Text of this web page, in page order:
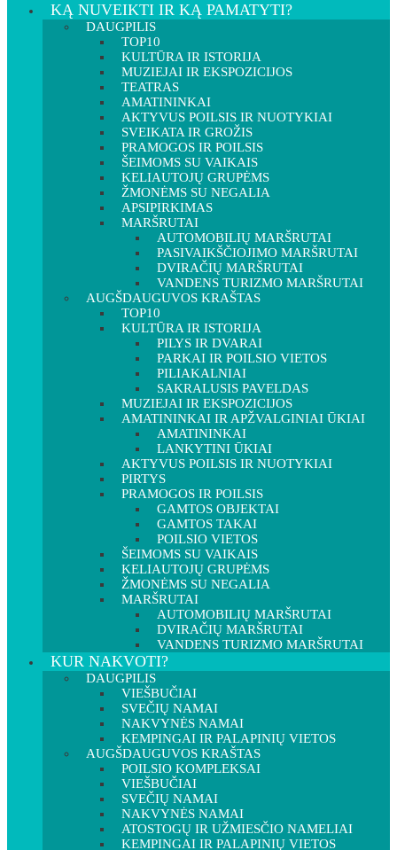
KĄ NUVEIKTI IR KĄ PAMATYTI?
DAUGPILIS
TOP10
KULTŪRA IR ISTORIJA
MUZIEJAI IR EKSPOZICIJOS
TEATRAS
AMATININKAI
AKTYVUS POILSIS IR NUOTYKIAI
SVEIKATA IR GROŽIS
PRAMOGOS IR POILSIS
ŠEIMOMS SU VAIKAIS
KELIAUTOJŲ GRUPĖMS
ŽMONĖMS SU NEGALIA
APSIPIRKIMAS
MARŠRUTAI
AUTOMOBILIŲ MARŠRUTAI
PASIVAIKŠČIOJIMO MARŠRUTAI
DVIRAČIŲ MARŠRUTAI
VANDENS TURIZMO MARŠRUTAI
AUGŠDAUGUVOS KRAŠTAS
TOP10
KULTŪRA IR ISTORIJA
PILYS IR DVARAI
PARKAI IR POILSIO VIETOS
PILIAKALNIAI
SAKRALUSIS PAVELDAS
MUZIEJAI IR EKSPOZICIJOS
AMATININKAI IR APŽVALGINIAI ŪKIAI
AMATININKAI
LANKYTINI ŪKIAI
AKTYVUS POILSIS IR NUOTYKIAI
PIRTYS
PRAMOGOS IR POILSIS
GAMTOS OBJEKTAI
GAMTOS TAKAI
POILSIO VIETOS
ŠEIMOMS SU VAIKAIS
KELIAUTOJŲ GRUPĖMS
ŽMONĖMS SU NEGALIA
MARŠRUTAI
AUTOMOBILIŲ MARŠRUTAI
DVIRAČIŲ MARŠRUTAI
VANDENS TURIZMO MARŠRUTAI
KUR NAKVOTI?
DAUGPILIS
VIEŠBUČIAI
SVEČIŲ NAMAI
NAKVYNĖS NAMAI
KEMPINGAI IR PALAPINIŲ VIETOS
AUGŠDAUGUVOS KRAŠTAS
POILSIO KOMPLEKSAI
VIEŠBUČIAI
SVEČIŲ NAMAI
NAKVYNĖS NAMAI
ATOSTOGŲ IR UŽMIESČIO NAMELIAI
KEMPINGAI IR PALAPINIŲ VIETOS